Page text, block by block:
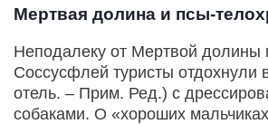
Мертвая долина и псы-
Неподалеку от Мертвой долины
Соссусфлей туристы отдохнули
отель. – Прим. Ред.) с
собаками. О «хороших